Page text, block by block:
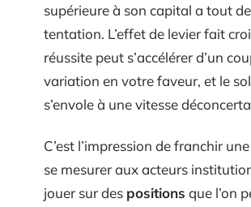
supérieure à son capital a tout
tentation. L’effet de levier fait
réussite peut s’accélérer d’un
variation en votre faveur, et le
s’envole à une vitesse
C’est l’impression de franchir
se mesurer aux acteurs
jouer sur des positions que l’on